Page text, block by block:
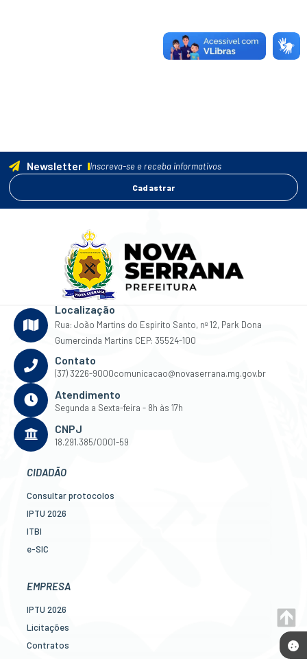
Newsletter Inscreva-se e receba informativos
Cadastrar
Localização
Rua: João Martins do Espirito Santo, nº 12, Park Dona
Gumercinda Martins CEP: 35524-100
Contato
(37) 3226-9000comunicacao@novaserrana.mg.gov.br
Atendimento
Segunda a Sexta-feira - 8h às 17h
CNPJ
18.291.385/0001-59
CIDADÃO
Consultar protocolos
IPTU 2026
ITBI
e-SIC
Legislação
EMPRESA
IPTU 2026
Licitações
Contratos